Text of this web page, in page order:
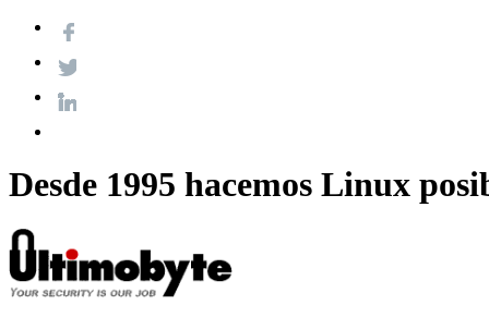
Desde 1995 hacemos Linux